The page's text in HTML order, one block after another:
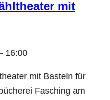
mit
16:00
mit Basteln für
Fasching am